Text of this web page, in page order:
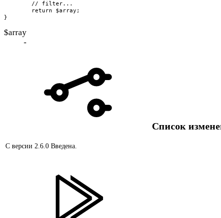
}
$array
-
Список
С версии 2.6.0 Введена.